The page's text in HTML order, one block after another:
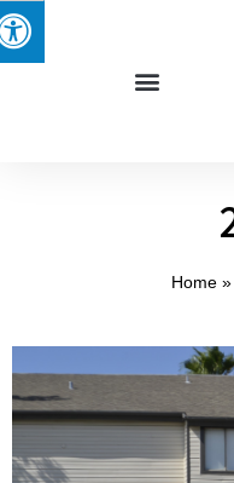
Home